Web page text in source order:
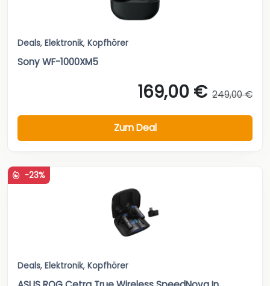
Deals, Elektronik, Kopfhörer
Sony WF-1000XM5
169,00 € 249,00 €
Zum Deal
-23%
Deals, Elektronik, Kopfhörer